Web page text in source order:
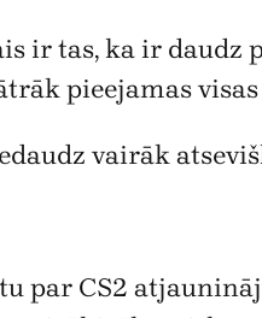
ir tas, ka ir daudz
pieejamas
vairāk
par CS2